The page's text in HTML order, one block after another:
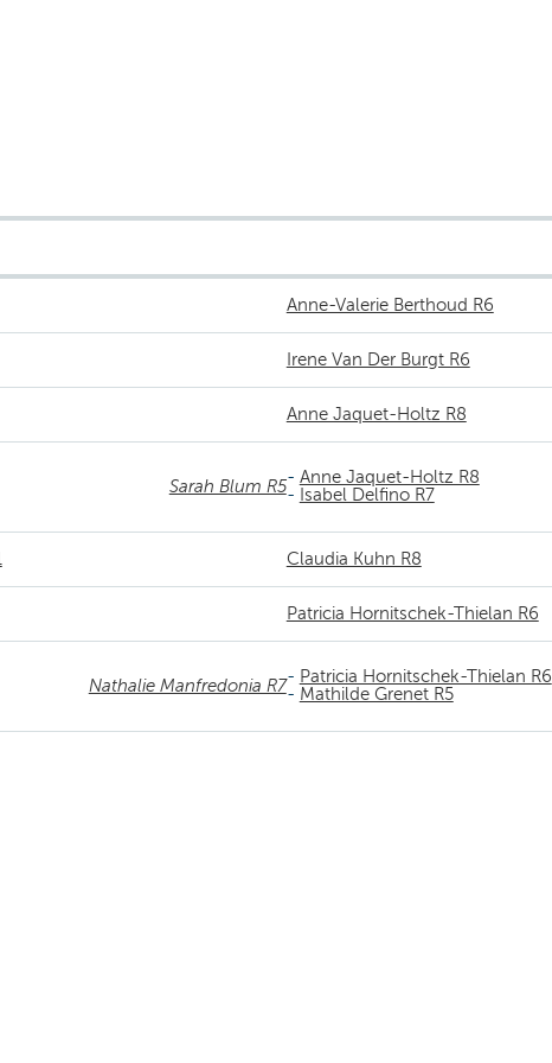
Anne-Valerie Berthoud R6
Irene Van Der Burgt R6
Anne Jaquet-Holtz R8
Sarah Blum R5- Anne Jaquet-Holtz R8
- Isabel Delfino R7
Claudia Kuhn R8
Patricia Hornitschek-Thielan R6
Nathalie Manfredonia R7- Patricia Hornitschek-Thielan R6
- Mathilde Grenet R5